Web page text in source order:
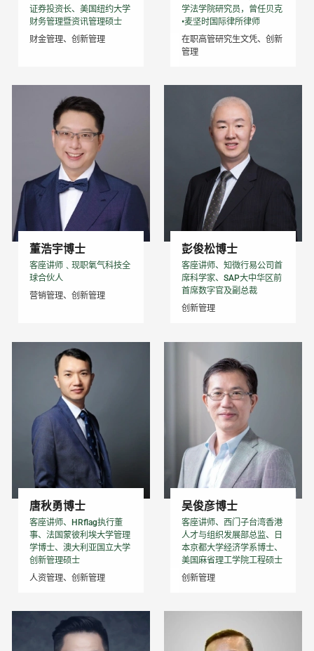
证券投资长、美国纽约大学
财务管理暨资讯管理硕士
财金管理、创新管理
学法学院研究员，曾任贝克
•麦坚时国际律所律师
在职高管研究生文凭、创新
管理
董浩宇博士
客座讲师﹑现职氧气科技全
球合伙人
营销管理、创新管理
彭俊松博士
客座讲师、知微行易公司首
席科学家、SAP大中华区前
首席数字官及副总裁
创新管理
唐秋勇博士
客座讲师、HRflag执行董
事、法国蒙彼利埃大学管理
学博士、澳大利亚国立大学
创新管理硕士
人资管理、创新管理
吴俊彦博士
客座讲师、西门子台湾香港
人才与组织发展部总监、日
本京都大学经济学系博士、
美国麻省理工学院工程硕士
创新管理